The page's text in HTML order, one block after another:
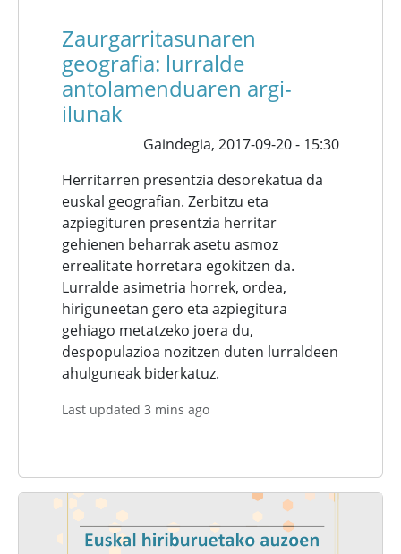
Zaurgarritasunaren
geografia: lurralde
antolamenduaren argi-
ilunak
Gaindegia, 2017-09-20 - 15:30
Herritarren presentzia desorekatua da
euskal geografian. Zerbitzu eta
azpiegituren presentzia herritar
gehienen beharrak asetu asmoz
errealitate horretara egokitzen da.
Lurralde asimetria horrek, ordea,
hiriguneetan gero eta azpiegitura
gehiago metatzeko joera du,
despopulazioa nozitzen duten lurraldeen
ahulguneak biderkatuz.
Last updated 3 mins ago